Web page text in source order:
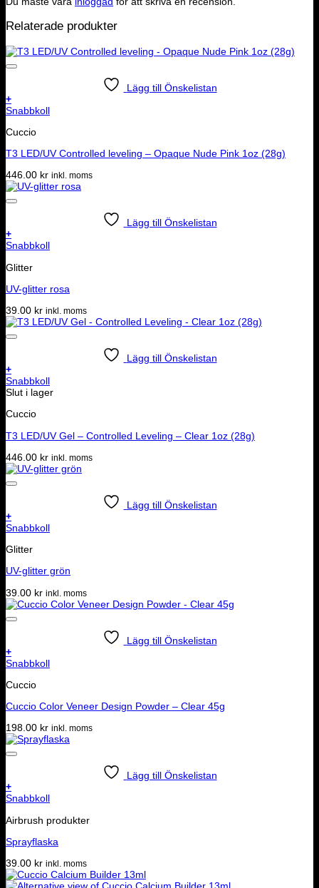
Relaterade produkter
Lägg till Önskelistan
+
Snabbkoll
Cuccio
T3 LED/UV Controlled leveling – Opaque Nude Pink 1oz (28g)
446.00 kr inkl. moms
Lägg till Önskelistan
+
Snabbkoll
Glitter
UV-glitter rosa
39.00 kr inkl. moms
Lägg till Önskelistan
+
Snabbkoll
Slut i lager
Cuccio
T3 LED/UV Gel – Controlled Leveling – Clear 1oz (28g)
446.00 kr inkl. moms
Lägg till Önskelistan
+
Snabbkoll
Glitter
UV-glitter grön
39.00 kr inkl. moms
Lägg till Önskelistan
+
Snabbkoll
Cuccio
Cuccio Color Veneer Design Powder – Clear 45g
198.00 kr inkl. moms
Lägg till Önskelistan
+
Snabbkoll
Airbrush produkter
Sprayflaska
39.00 kr inkl. moms